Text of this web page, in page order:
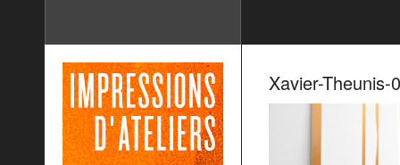
Xavier-Theunis-